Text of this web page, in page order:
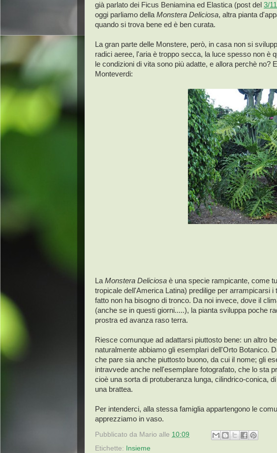
già parlato dei Ficus Beniamina ed Elastica (post del 3/
oggi parliamo della Monstera Deliciosa, altra pianta
quando si trova bene ed è ben curata.
La gran parte delle Monstere, però, in casa non si
radici aeree, l'aria è troppo secca, la luce spesso non è
le condizioni di vita sono più adatte, e allora perchè no?
Monteverdi:
La Monstera Deliciosa è una specie rampicante, come
tropicale dell'America Latina) predilige per arrampicarsi
fatto non ha bisogno di tronco. Da noi invece, dove il
(anche se in questi giorni.....), la pianta sviluppa poche
prostra ed avanza raso terra.
Riesce comunque ad adattarsi piuttosto bene: un altro
naturalmente abbiamo gli esemplari dell'Orto Botanico.
che pare sia anche piuttosto buono, da cui il nome; gli
intravvede anche nell'esemplare fotografato, che lo sta
cioè una sorta di protuberanza lunga, cilindrico-conica,
una brattea.
Per intenderci, alla stessa famiglia appartengono le
apprezziamo in vaso.
Pubblicato da Mario alle 10:09
Etichette:
Insieme